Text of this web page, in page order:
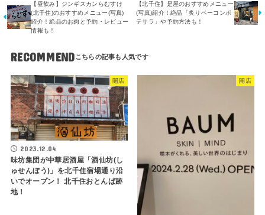
【昼飲み】ジンギスカンらむすけ
(北千住)のおすすめメニュー(写真)
紹介！絶品のお肉と予約・レビュー
情報も！
【北千住】是屋のおすすめメニュー
(写真)紹介！絶品「炙りベーコンポ
テサラ」や予約方法も！
RECOMMEND
開店
2023.12.04
味坊集団が中華居酒屋「酒仙坊(し
ゅせんぼう)」を北千住宿場通り沿
いでオープン！ 北千住おとんば跡
地！
開店